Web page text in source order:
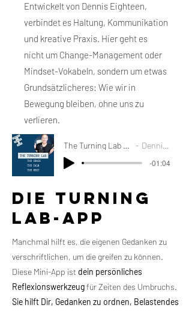
Entwickelt von Dennis Eighteen,
verbindet es Haltung, Kommunikation
und kreative Praxis. Hier geht es
nicht um Change-Management oder
Mindset-Vokabeln, sondern um etwas
Grundsätzlicheres: Wie wir in
Bewegung bleiben, ohne uns zu
verlieren.
The Turning Lab - was uns trägt, wenn altes bricht
Dennis Eighteen Podcast
-01:04
Die Turning
Lab-App
Manchmal hilft es, die eigenen Gedanken zu
verschriftlichen, um die greifen zu können.
Diese Mini-App ist dein persönliches
Reflexionswerkzeugfür Zeiten des Umbruchs.
Sie hilft Dir, Gedanken zu ordnen, Belastendes